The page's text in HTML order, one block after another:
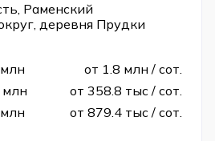
Раменский
деревня Прудки
от 1.8 млн / сот.
млн
от 358.8 тыс / сот.
от 879.4 тыс / сот.